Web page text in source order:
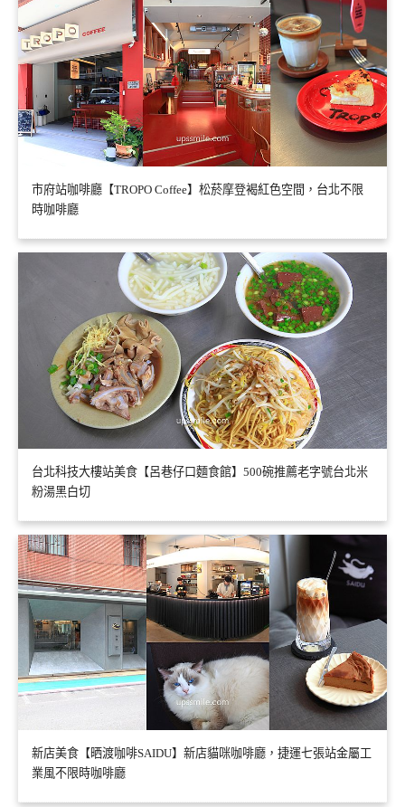
市府站咖啡廳【TROPO Coffee】松菸摩登褐紅色空間，台北不限
時咖啡廳
台北科技大樓站美食【呂巷仔口麵食館】500碗推薦老字號台北米
粉湯黑白切
新店美食【晒渡咖啡SAIDU】新店貓咪咖啡廳，捷運七張站金屬工
業風不限時咖啡廳